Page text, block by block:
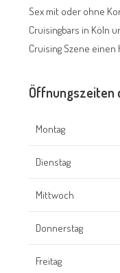
Sex mit oder ohne
Cruisingbars in Köln
Cruising Szene
Öffnungszeiten
Montag
Dienstag
Mittwoch
Donnerstag
Freitag